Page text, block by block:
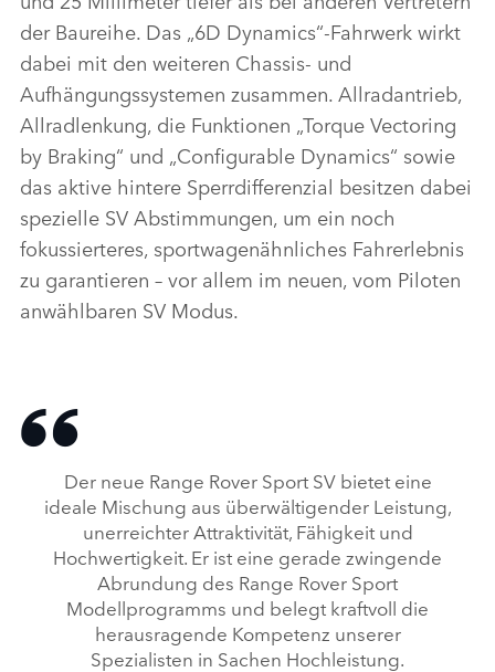
HERUNTERLADEN
SHARE
der Baureihe. Das „6D Dynamics“‑Fahrwerk wirkt
dabei mit den weiteren Chassis‑ und
Aufhängungssystemen zusammen. Allradantrieb,
Allradlenkung, die Funktionen „Torque Vectoring
by Braking“ und „Configurable Dynamics“ sowie
das aktive hintere Sperrdifferenzial besitzen dabei
spezielle SV Abstimmungen, um ein noch
fokussierteres, sportwagenähnliches Fahrerlebnis
zu garantieren – vor allem im neuen, vom Piloten
anwählbaren SV Modus.
Der neue Range Rover Sport SV bietet eine
ideale Mischung aus überwältigender Leistung,
unerreichter Attraktivität, Fähigkeit und
Hochwertigkeit. Er ist eine gerade zwingende
Abrundung des Range Rover Sport
Modellprogramms und belegt kraftvoll die
herausragende Kompetenz unserer
Spezialisten in Sachen Hochleistung.